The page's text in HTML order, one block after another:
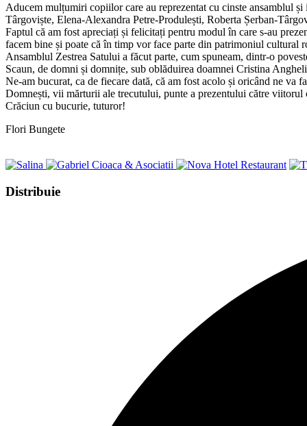
Aducem mulțumiri copiilor care au reprezentat cu cinste ansamblul
Târgoviște, Elena-Alexandra Petre-Produlești, Roberta Șerban-
Faptul că am fost apreciați și felicitați pentru modul în care s-au
facem bine și poate că în timp vor face parte din patrimoniul cultural
Ansamblul Zestrea Satului a făcut parte, cum spuneam, dintr-o
Scaun, de domni și domnițe, sub oblăduirea doamnei Cristina
Ne-am bucurat, ca de fiecare dată, că am fost acolo și oricând ne va
Domnești, vii mărturii ale trecutului, punte a prezentului către viitorul
Crăciun cu bucurie, tuturor!
Flori Bungete
DistribuieShare